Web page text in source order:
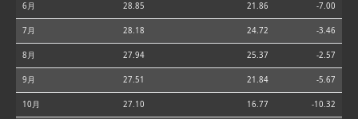
6月 28.85 21.86 -7.00
7月 28.18 24.72 -3.46
8月 27.94 25.37 -2.57
9月 27.51 21.84 -5.67
10月 27.10 16.77 -10.32